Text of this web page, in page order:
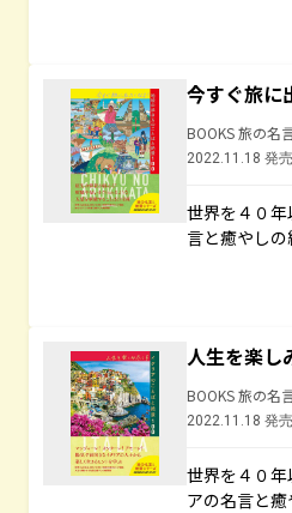
今すぐ旅に
BOOKS 旅の名
2022.11.18 発売
世界を４０
言と癒やしの
人生を楽し
BOOKS 旅の名
2022.11.18 発売
世界を４０
アの名言と